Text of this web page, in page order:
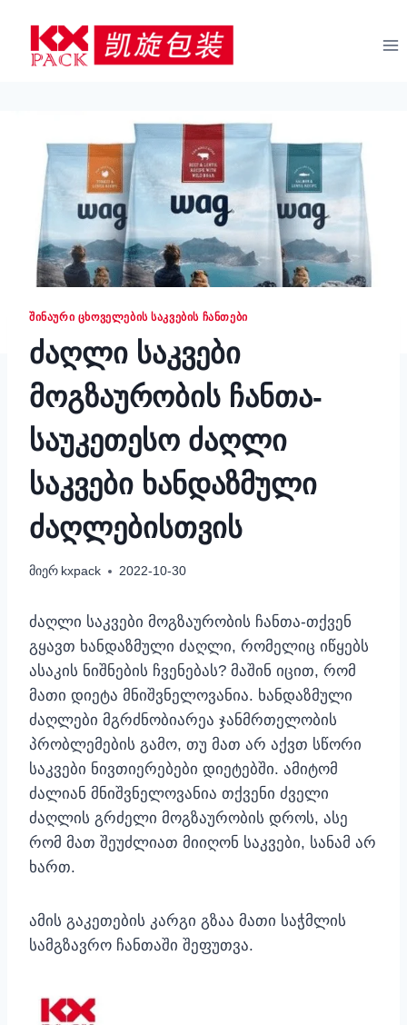
გადასვლა
ᲨᲘᲜᲐᲣᲠᲘ ᲪᲮᲝᲕᲔᲚᲔᲑᲘᲡ ᲡᲐᲙᲕᲔᲑᲘᲡ ᲩᲐᲜᲗᲔᲑᲘ
ძაღლი საკვები
მოგზაურობის ჩანთა-
საუკეთესო ძაღლი
საკვები ხანდაზმული
ძაღლებისთვის
მიერ kxpack 2022-10-30
ძაღლი საკვები მოგზაურობის ჩანთა-თქვენ
გყავთ ხანდაზმული ძაღლი, რომელიც იწყებს
ასაკის ნიშნების ჩვენებას? მაშინ იცით, რომ
მათი დიეტა მნიშვნელოვანია. ხანდაზმული
ძაღლები მგრძნობიარეა ჯანმრთელობის
პრობლემების გამო, თუ მათ არ აქვთ სწორი
საკვები ნივთიერებები დიეტებში. ამიტომ
ძალიან მნიშვნელოვანია თქვენი ძველი
ძაღლის გრძელი მოგზაურობის დროს, ასე
რომ მათ შეუძლიათ მიიღონ საკვები, სანამ არ
ხართ.
ამის გაკეთების კარგი გზაა მათი საჭმლის
სამგზავრო ჩანთაში შეფუთვა.